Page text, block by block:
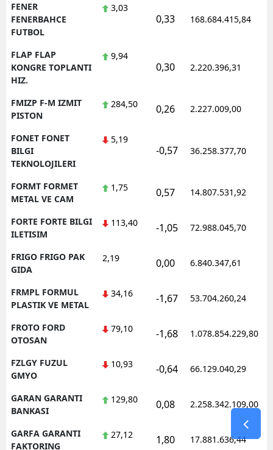
FENER
FENERBAHCE
FUTBOL
3,03
0,33 168.684.415,84
FLAP FLAP
KONGRE TOPLANTI
HIZ.
9,94
0,30 2.220.396,31
FMIZP F-M IZMIT
PISTON
284,50 0,26 2.227.009,00
FONET FONET
BILGI
TEKNOLOJILERI
5,19
-0,57 36.258.377,70
FORMT FORMET
METAL VE CAM
1,75 0,57 14.807.531,92
FORTE FORTE BILGI
ILETISIM
113,40 -1,05 72.988.045,70
FRIGO FRIGO PAK
GIDA
2,19 0,00 6.840.347,61
FRMPL FORMUL
PLASTIK VE METAL
34,16 -1,67 53.704.260,24
FROTO FORD
OTOSAN
79,10 -1,68 1.078.854.229,80
FZLGY FUZUL
GMYO
10,93 -0,64 66.129.040,29
GARAN GARANTI
BANKASI
129,80 0,08 2.258.342.109,00
GARFA GARANTI
FAKTORING
27,12 1,80 17.881.636,44